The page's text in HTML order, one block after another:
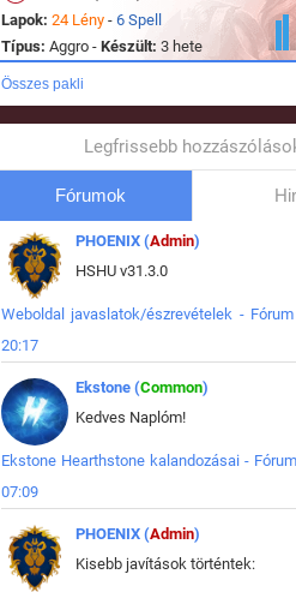
Lapok: 24 Lény - 6 Spell
Típus: Aggro - Készült: 3 hete
Összes pakli
Legfrissebb
Fórumok
PHOENIX (Admin)
HSHU v31.3.0
Weboldal javaslatok/észrevételek - Fórum
20:17
Ekstone (Common)
Kedves Naplóm!
Ekstone Hearthstone kalandozásai -
07:09
PHOENIX (Admin)
Kisebb javítások történtek: